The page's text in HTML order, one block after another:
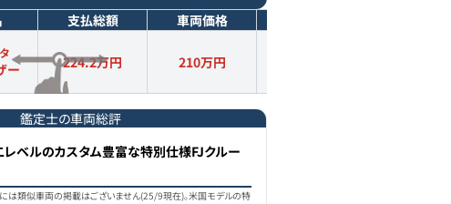
支払総額 車両価格
ー 224.2万円 210万円
鑑定士の車両総評
ベルのカスタム豊富な特別仕様FJクルー
は類似車両の掲載はございません(25/9現在)。米国モデルの特